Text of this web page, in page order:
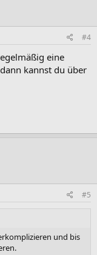
#4
eine
kannst du über
#5
und bis